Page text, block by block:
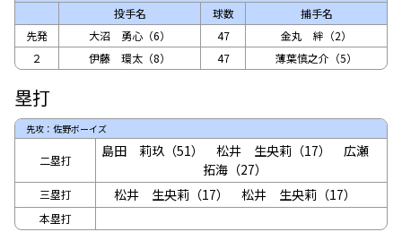
投手名 球数
捕手名
先発
大沼 勇心（6） 47
金丸 絆（2）
２
伊藤 環太（8） 47 薄葉慎之介（5）
塁打
先攻：佐野ボーイズ
二塁打
島田 莉玖（51） 松井 生央莉（17） 広瀬
拓海（27）
三塁打 松井 生央莉（17） 松井 生央莉（17）
本塁打